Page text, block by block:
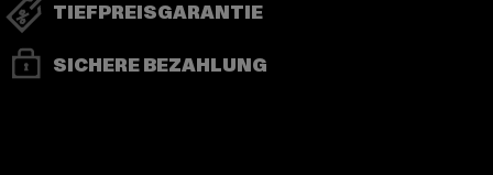
TIEFPREISGARANTIE
SICHERE BEZAHLUNG